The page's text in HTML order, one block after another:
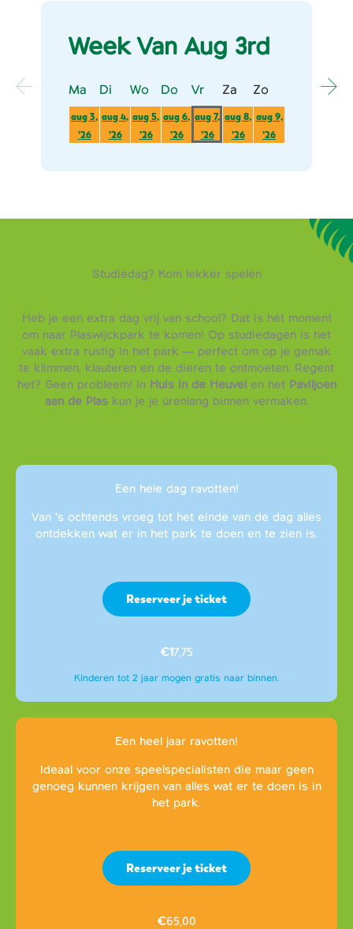
Week Van Aug 3rd
Ma Maandag
Di Dinsdag
Wo Woensdag
Do Donderdag
Vr Vrijdag
Za Zaterdag
Zo
aug 3,
’263
aug 4,
’264
aug 5,
’265
aug 6,
’266
aug 7,
’267
aug 8,
’268
aug 9,
’26
Studiedag? Kom lekker spelen
Heb je een extra dag vrij van school? Dat is hét moment
om naar Plaswijckpark te komen! Op studiedagen is het
vaak extra rustig in het park — perfect om op je gemak
te klimmen, klauteren en de dieren te ontmoeten. Regent
het? Geen probleem! In Huis in de Heuvelen het Paviljoen
aan de Plaskun je je úrenlang binnen vermaken.
Een hele dag ravotten!
Van ’s ochtends vroeg tot het einde van de dag alles
ontdekken wat er in het park te doen en te zien is.
Reserveer je ticket
€17,75
Kinderen tot 2 jaar mogen gratis naar binnen.
Een heel jaar ravotten!
Ideaal voor onze speelspecialisten die maar geen
genoeg kunnen krijgen van alles wat er te doen is in
het park.
Reserveer je ticket
€65,00